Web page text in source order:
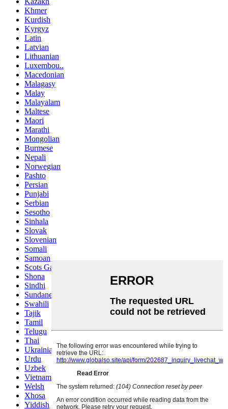
Khmer
Kurdish
Kyrgyz
Latin
Latvian
Lithuanian
Luxembou..
Macedonian
Malagasy
Malay
Malayalam
Maltese
Maori
Marathi
Mongolian
Burmese
Nepali
Norwegian
Pashto
Persian
Punjabi
Serbian
Sesotho
Sinhala
Slovak
Slovenian
Somali
Samoan
Scots Gaelic
Shona
Sindhi
Sundanese
Swahili
Tajik
Tamil
Telugu
Thai
Ukrainian
Urdu
Uzbek
Vietnamese
Welsh
Xhosa
Yiddish